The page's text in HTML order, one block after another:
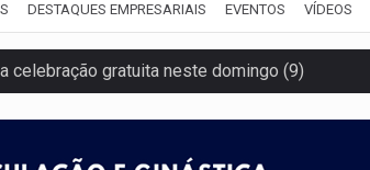
DESTAQUES EMPRESARIAIS EVENTOS VÍDEOS
celebração gratuita neste domingo (9)
termina com explosivos apreendidos
milhões